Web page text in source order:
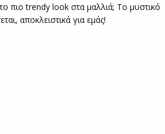
το πιο trendy look στα μαλλιά; Το μυστικό
αποκλειστικά για εμάς!